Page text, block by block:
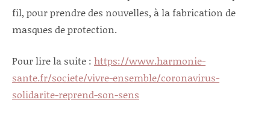
fil, pour prendre des nouvelles, à la fabrication de
masques de protection.
Pour lire la suite : https://www.harmonie-
sante.fr/societe/vivre-ensemble/coronavirus-
solidarite-reprend-son-sens